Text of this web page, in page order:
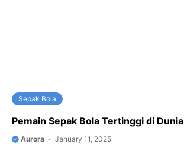
Sepak Bola
Pemain Sepak Bola Tertinggi di Dunia
Aurora
January 11, 2025